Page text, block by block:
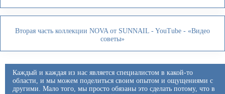
Вторая часть коллекции NOVA от SUNNAIL - YouTube - «Видео
советы»
Каждый и каждая из нас является специалистом в какой-то
области, и мы можем поделиться своим опытом и ощущениями с
другими. Мало того, мы просто обязаны это сделать потому, что в